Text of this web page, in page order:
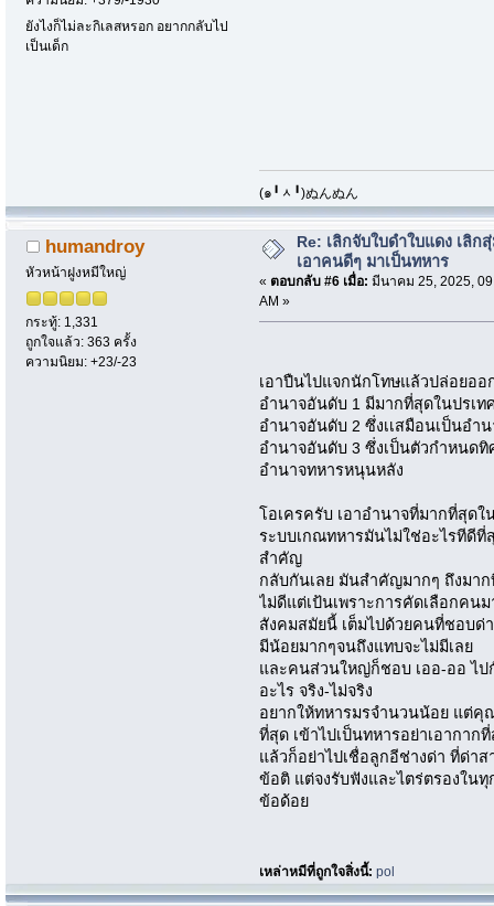
ยังไงก็ไม่ละกิเลสหรอก อยากกลับไป
เป็นเด็ก
​(๑╹ᆺ╹)ぬんぬん
humandroy
หัวหน้าฝูงหมีใหญ่
กระทู้: 1,331
ถูกใจแล้ว: 363 ครั้ง
ความนิยม: +23/-23
Re: เลิกจับใบดำใบแดง เลิก
เอาคนดีๆ มาเป็นทหาร
« ตอบกลับ #6 เมื่อ: มีนาคม 25, 2025,
AM »
เอาปืนไปแจกนักโทษแล้วปล่อยอ
อำนาจอันดับ 1 มีมากที่สุดในปรเ
อำนาจอันดับ 2 ซึ่งเเสมือนเป็นอำ
อำนาจอันดับ 3 ซึ่งเป็นตัวกำหนด
อำนาจทหารหนุนหลัง
โอเครครับ เอาอำนาจที่มากที่สุดใ
ระบบเกณทหารมันไม่ใช่อะไรทีดีที่
สำคัญ
กลับกันเลย มันสำคัญมากๆ ถึงมา
ไม่ดีแต่เป้นเพราะการคัดเลือกคน
สังคมสมัยนี้ เต็มไปด้วยคนที่ชอบ
มีน้อยมากๆจนถึงแทบจะไม่มีเลย
และคนส่วนใหญ่ก็ชอบ เออ-ออ ไป
อะไร จริง-ไม่จริง
อยากให้ทหารมรจำนวนน้อย แต่คุ
ที่สุด เข้าไปเป็นทหารอย่าเอากาก
แล้วก็อย่าไปเชื่อลูกอีช่างด่า ที่ด่าส
ข้อติ แต่จงรับฟังและไตร่ตรองใน
ข้อด้อย
เหล่าหมีที่ถูกใจสิ่งนี้:pol